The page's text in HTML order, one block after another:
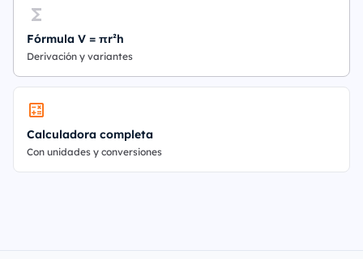
Fórmula V = πr²h
Derivación y variantes
Calculadora completa
Con unidades y conversiones